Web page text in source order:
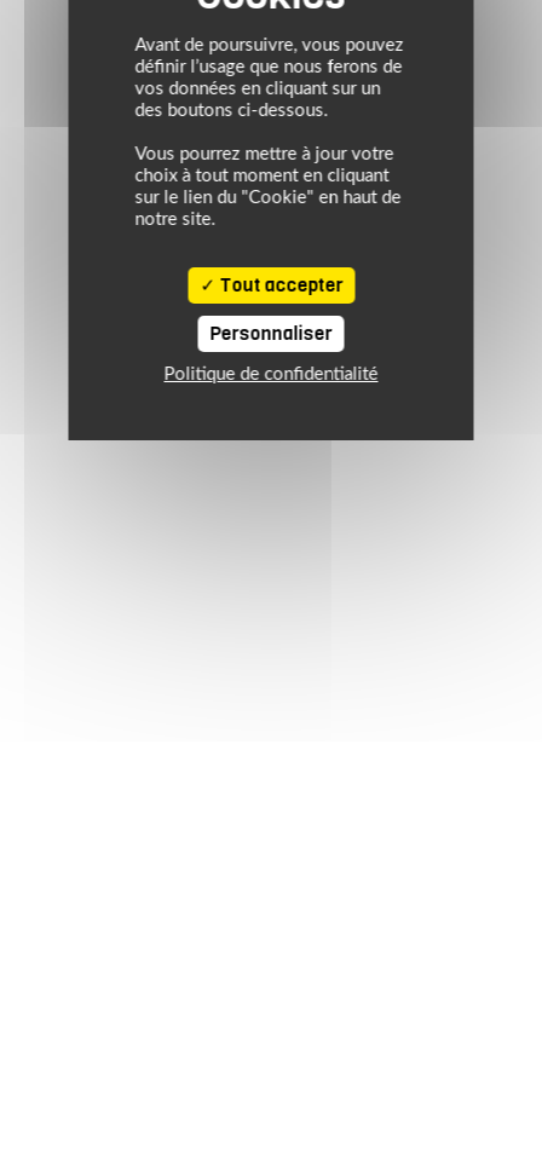
Avant de poursuivre, vous pouvez
définir l’usage que nous ferons de
vos données en cliquant sur un
des boutons ci-dessous.
Vous pourrez mettre à jour votre
choix à tout moment en cliquant
sur le lien du "Cookie" en haut de
notre site.
Tout accepter
Personnaliser
Politique de confidentialité